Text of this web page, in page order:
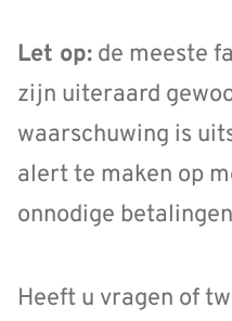
Let op: de meeste
zijn uiteraard
waarschuwing is
alert te maken op
onnodige
Heeft u vragen of